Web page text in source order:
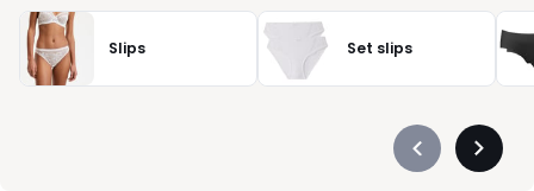
Slips Set slips
Précédent